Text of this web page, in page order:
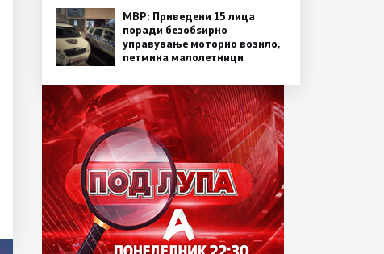
МВР: Приведени 15 лица
поради безобѕирно
управување моторно возило,
петмина малолетници